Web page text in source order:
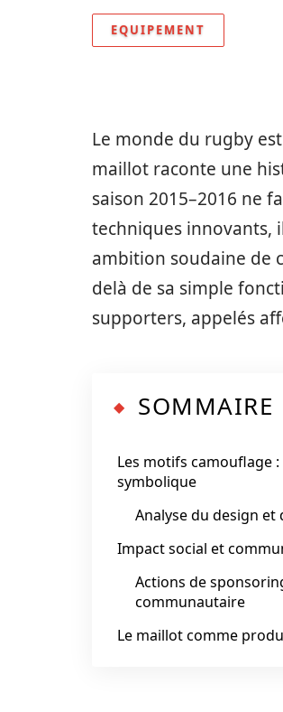
EQUIPEMENT
Le monde du rugby
maillot raconte une
saison 2015–2016 ne
techniques innovants,
ambition soudaine de
delà de sa simple
supporters, appelés
SOMMAIRE
Les motifs camouflage
symbolique
Analyse du design
Impact social et
Actions de
communautaire
Le maillot comme